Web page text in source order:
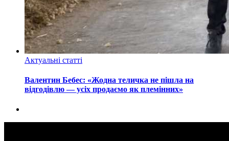
Актуальні статті
Валентин Бебес: «Жодна теличка не пішла на
відгодівлю — усіх продаємо як племінних»